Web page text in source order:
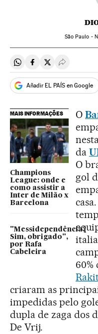
São Paulo -
Compartir en Whatsapp
Compartir en
Compartir en
Desplegar
Añadir EL PAÍS en Google
MAIS INFORMAÇÕES
Champions
League: onde e
como assistir a
Inter de Milão x
Barcelona
"Messidependência?
Sim, obrigado",
por Rafa
Cabeleira
O
da
O
gol
60%
criaram as
impedidas pelo
dupla de zaga dos
De Vrij.